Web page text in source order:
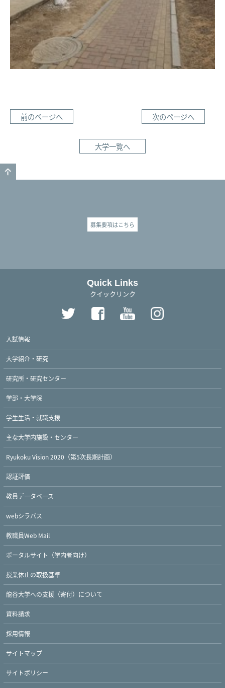
前のページへ 次のページへ
大学一覧へ
募集要項はこちら
Quick Links
クイックリンク
入試情報
大学紹介・研究
研究所・研究センター
学部・大学院
学生生活・就職支援
主な大学内施設・センター
Ryukoku Vision 2020（第5次長期計画）
認証評価
教員データベース
webシラバス
教職員Web Mail
ポータルサイト（学内者向け）
授業休止の取扱基準
龍谷大学への支援（寄付）について
資料請求
採用情報
サイトマップ
サイトポリシー